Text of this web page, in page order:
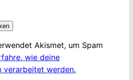
Akismet, um Spam
wie deine
verarbeitet werden.